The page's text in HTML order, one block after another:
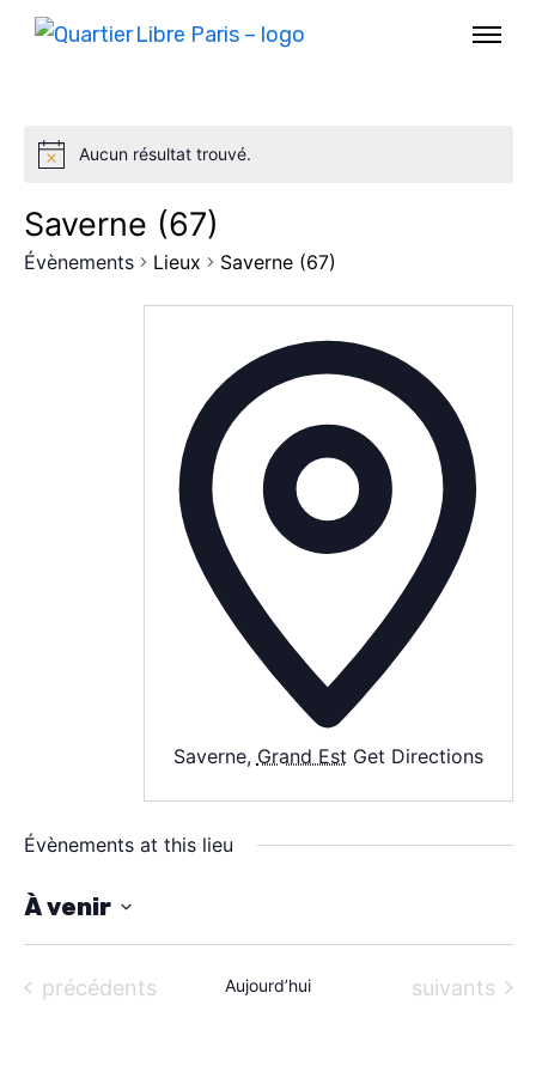
AGENDA
SPECTACLE
À PROPOS
CONTACT
Aucun résultat trouvé.
Saverne (67)
Évènements Lieux Saverne (67)
Saverne, Grand Est Get Directions
Évènements at this lieu
À venir
S
é Évènements
précédents Aujourd’hui Évènements
suivants